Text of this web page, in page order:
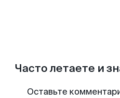
Часто летаете и
Оставьте